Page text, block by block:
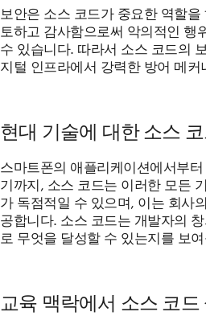
보안은 소스 코드가 중요한 역할
토하고 감사함으로써 악의적인
수 있습니다. 따라서 소스 코드의
지털 인프라에서 강력한 방어 메
현대 기술에 대한 소스
스마트폰의 애플리케이션에서부
기까지, 소스 코드는 이러한 모든
가 독점적일 수 있으며, 이는 회사
공합니다. 소스 코드는 개발자의
로 무엇을 달성할 수 있는지를 보
교육 맥락에서 소스 코드